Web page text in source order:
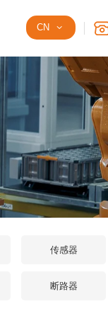
CN
传感器
断路器